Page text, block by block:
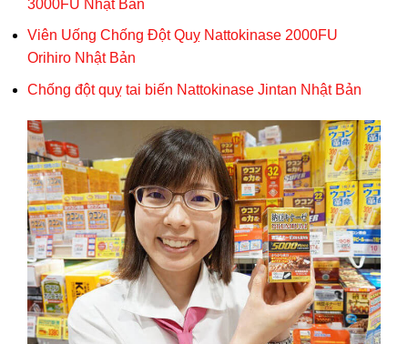
3000FU Nhật Bản
Viên Uống Chống Đột Quỵ Nattokinase 2000FU
Orihiro Nhật Bản
Chống đột quỵ tai biến Nattokinase Jintan Nhật Bản